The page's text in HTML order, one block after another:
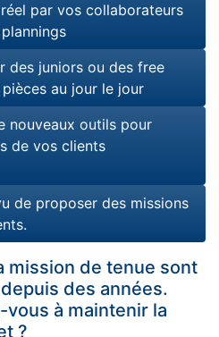
par vos collaborateurs
des juniors ou des free
au jour le jour
nouveaux outils pour
de vos clients
de proposer des missions
mission de tenue sont
des années.
à maintenir la
?